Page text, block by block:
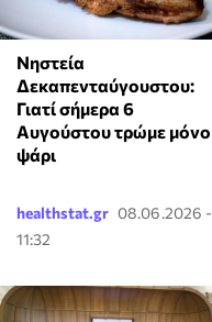
Νηστεία
Δεκαπενταύγουστου:
Γιατί σήμερα 6
Αυγούστου τρώμε μόνο
ψάρι
healthstat.gr 08.06.2026 -
11:32